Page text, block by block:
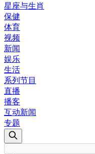
星座与生肖
保健
体育
视频
新闻
娱乐
生活
系列节目
直播
播客
互动新闻
专题